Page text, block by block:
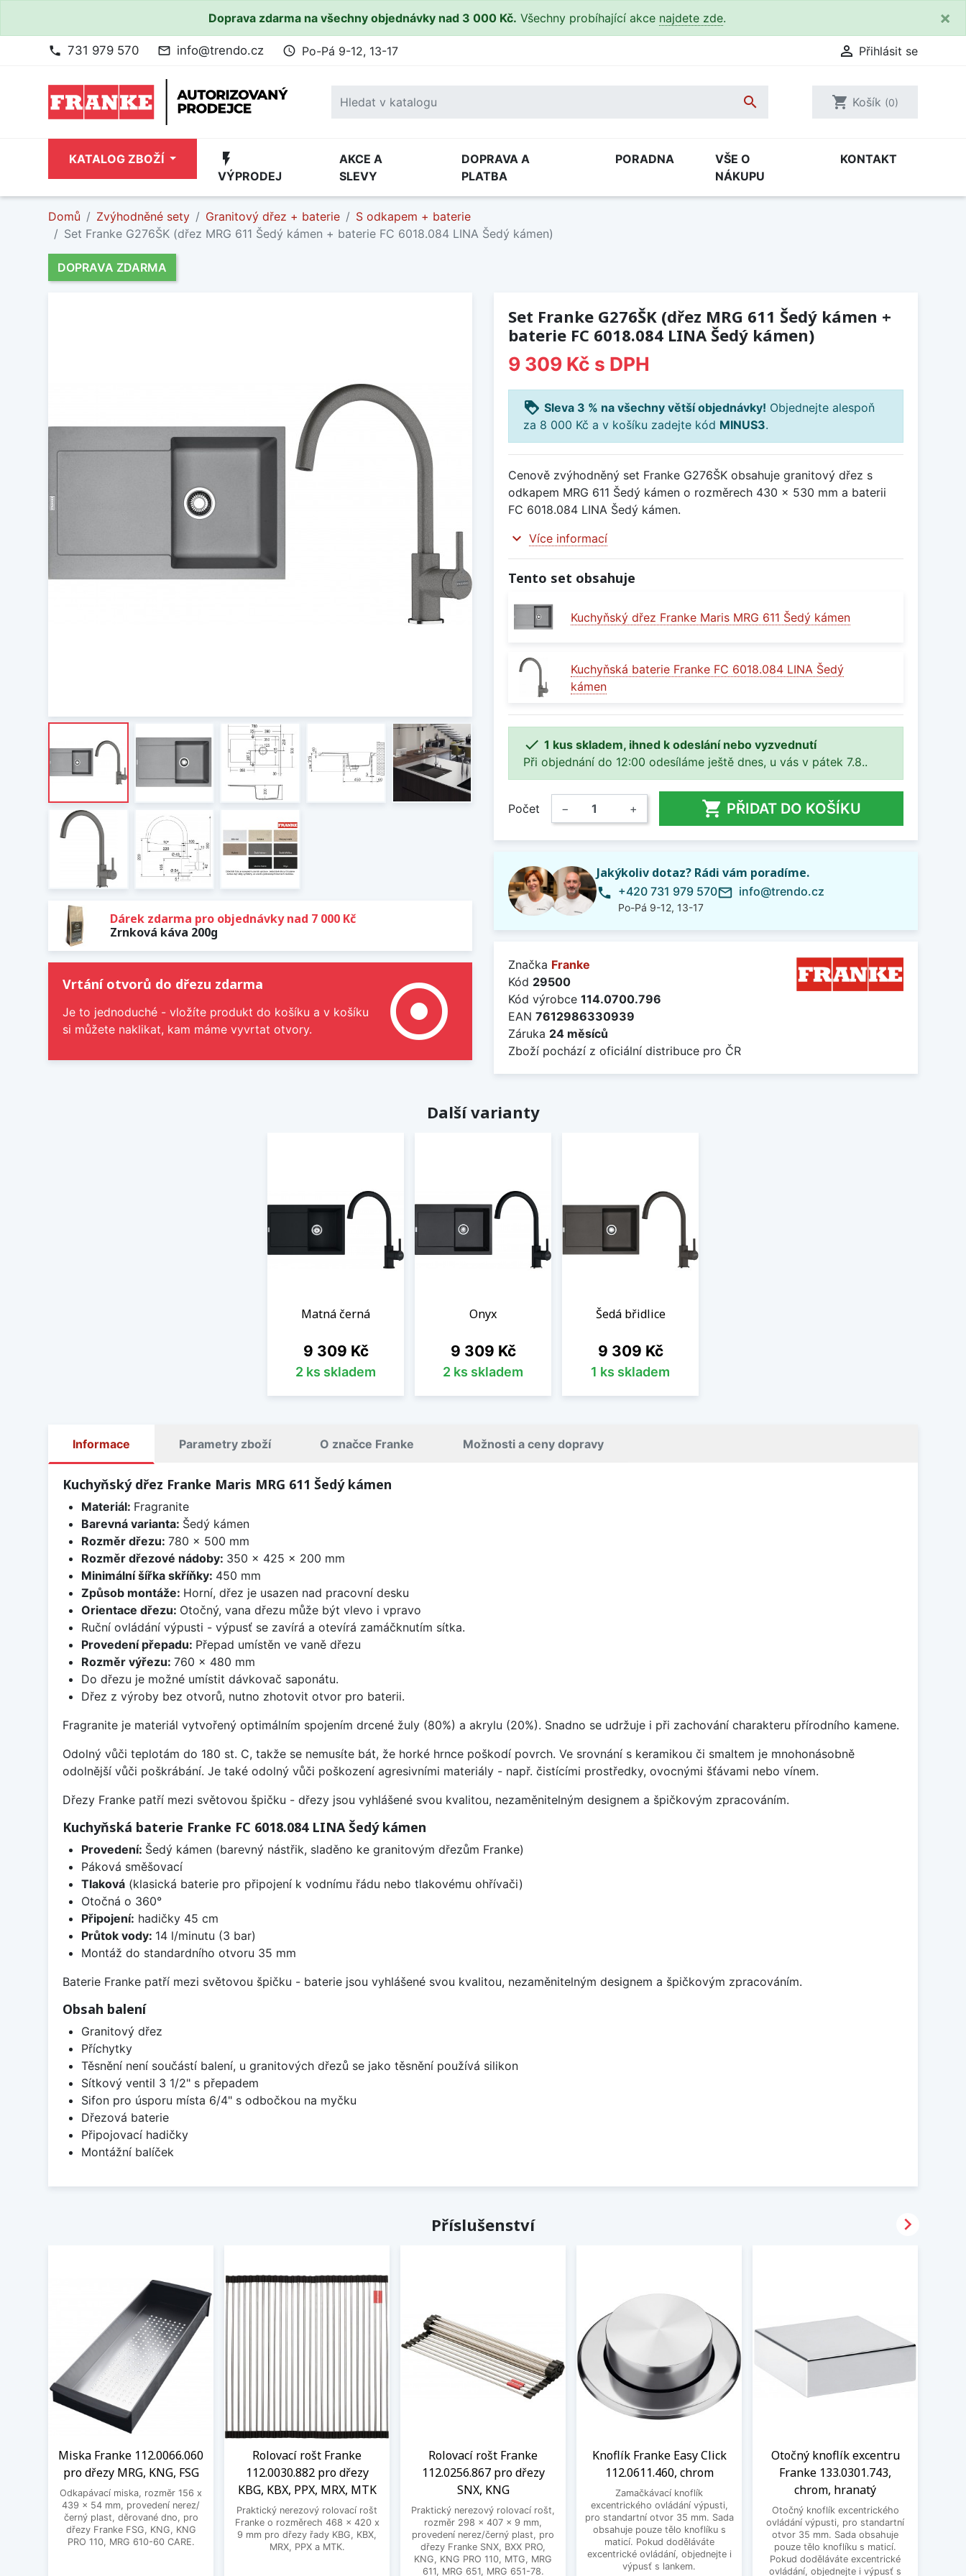
Doprava zdarma na všechny objednávky nad 3 000 Kč. Všechny probíhající akce najdete zde. ×
phone 731 979 570 mail_outline info@trendo.cz access_time Po-Pá 9-12, 13-17  Přihlásit se
 shopping_cart Košík (0)
KATALOG ZBOŽÍ flash_on
VÝPRODEJ
AKCE A
SLEVY
DOPRAVA A
PLATBA
PORADNA
VŠE O
NÁKUPU
KONTAKT
Domů Zvýhodněné sety Granitový dřez + baterie
S odkapem + baterie
Set Franke G276ŠK (dřez MRG 611 Šedý kámen + baterie FC 6018.084 LINA Šedý kámen)
DOPRAVA ZDARMA
Dárek zdarma pro objednávky nad 7 000 Kč
Zrnková káva 200g
Vrtání otvorů do dřezu zdarma
Je to jednoduché - vložíte produkt do košíku a v košíku
si můžete naklikat, kam máme vyvrtat otvory.
adjust
Set Franke G276ŠK (dřez MRG 611 Šedý kámen +
baterie FC 6018.084 LINA Šedý kámen)
9 309 Kč s DPH
loyalty Sleva 3 % na všechny větší objednávky! Objednejte alespoň
za 8 000 Kč a v košíku zadejte kód MINUS3.
Cenově zvýhodněný set Franke G276ŠK obsahuje granitový dřez s
odkapem MRG 611 Šedý kámen o rozměrech 430 x 530 mm a baterii
FC 6018.084 LINA Šedý kámen.
expand_more Více informací
Tento set obsahuje
Kuchyňský dřez Franke Maris MRG 611 Šedý kámen
Kuchyňská baterie Franke FC 6018.084 LINA Šedý
kámen
 1 kus skladem, ihned k odeslání nebo vyzvednutí
Při objednání do 12:00 odesíláme ještě dnes, u vás v pátek 7.8..
Počet − +  PŘIDAT DO KOŠÍKU
Jakýkoliv dotaz? Rádi vám poradíme.
phone +420 731 979 570
Po-Pá 9-12, 13-17
mail_outline info@trendo.cz
Značka Franke
Kód 29500
Kód výrobce 114.0700.796
EAN 7612986330939
Záruka 24 měsíců
Zboží pochází z oficiální distribuce pro ČR
Další varianty
Matná černá
Cena
9 309 Kč
2 ks skladem
Onyx
Cena
9 309 Kč
2 ks skladem
Šedá břidlice
Cena
9 309 Kč
1 ks skladem
Informace Parametry zboží O značce Franke Možnosti a ceny dopravy
Kuchyňský dřez Franke Maris MRG 611 Šedý kámen
Materiál: Fragranite
Barevná varianta: Šedý kámen
Rozměr dřezu: 780 x 500 mm
Rozměr dřezové nádoby: 350 x 425 x 200 mm
Minimální šířka skříňky: 450 mm
Způsob montáže: Horní, dřez je usazen nad pracovní desku
Orientace dřezu: Otočný, vana dřezu může být vlevo i vpravo
Ruční ovládání výpusti - výpusť se zavírá a otevírá zamáčknutím sítka.
Provedení přepadu: Přepad umístěn ve vaně dřezu
Rozměr výřezu: 760 x 480 mm
Do dřezu je možné umístit dávkovač saponátu.
Dřez z výroby bez otvorů, nutno zhotovit otvor pro baterii.
Fragranite je materiál vytvořený optimálním spojením drcené žuly (80%) a akrylu (20%). Snadno se udržuje i při zachování charakteru přírodního kamene.
Odolný vůči teplotám do 180 st. C, takže se nemusíte bát, že horké hrnce poškodí povrch. Ve srovnání s keramikou či smaltem je mnohonásobně
odolnější vůči poškrábání. Je také odolný vůči poškození agresivními materiály - např. čistícími prostředky, ovocnými šťávami nebo vínem.
Dřezy Franke patří mezi světovou špičku - dřezy jsou vyhlášené svou kvalitou, nezaměnitelným designem a špičkovým zpracováním.
Kuchyňská baterie Franke FC 6018.084 LINA Šedý kámen
Provedení: Šedý kámen (barevný nástřik, sladěno ke granitovým dřezům Franke)
Páková směšovací
Tlaková(klasická baterie pro připojení k vodnímu řádu nebo tlakovému ohřívači)
Otočná o 360°
Připojení: hadičky 45 cm
Průtok vody: 14 l/minutu (3 bar)
Montáž do standardního otvoru 35 mm
Baterie Franke patří mezi světovou špičku - baterie jsou vyhlášené svou kvalitou, nezaměnitelným designem a špičkovým zpracováním.
Obsah balení
Granitový dřez
Příchytky
Těsnění není součástí balení, u granitových dřezů se jako těsnění používá silikon
Sítkový ventil 3 1/2" s přepadem
Sifon pro úsporu místa 6/4" s odbočkou na myčku
Dřezová baterie
Připojovací hadičky
Montážní balíček
Příslušenství
Miska Franke 112.0066.060
pro dřezy MRG, KNG, FSG
Odkapávací miska, rozměr 156 x
439 x 54 mm, provedení nerez/
černý plast, děrované dno, pro
dřezy Franke FSG, KNG, KNG
PRO 110, MRG 610-60 CARE.
Rolovací rošt Franke
112.0030.882 pro dřezy
KBG, KBX, PPX, MRX, MTK
Praktický nerezový rolovací rošt
Franke o rozměrech 468 x 420 x
9 mm pro dřezy řady KBG, KBX,
MRX, PPX a MTK.
Rolovací rošt Franke
112.0256.867 pro dřezy
SNX, KNG
Praktický nerezový rolovací rošt,
rozměr 298 x 407 x 9 mm,
provedení nerez/černý plast, pro
dřezy Franke SNX, BXX PRO,
KNG, KNG PRO 110, MTG, MRG
611, MRG 651, MRG 651-78.
Knoflík Franke Easy Click
112.0611.460, chrom
Zamačkávací knoflík
excentrického ovládání výpusti,
pro standartní otvor 35 mm. Sada
obsahuje pouze tělo knoflíku s
maticí. Pokud doděláváte
excentrické ovládání, objednejte i
výpusť s lankem.
Otočný knoflík excentru
Franke 133.0301.743,
chrom, hranatý
Otočný knoflík excentrického
ovládání výpusti, pro standartní
otvor 35 mm. Sada obsahuje
pouze tělo knoflíku s maticí.
Pokud doděláváte excentrické
ovládání, objednejte i výpusť s
